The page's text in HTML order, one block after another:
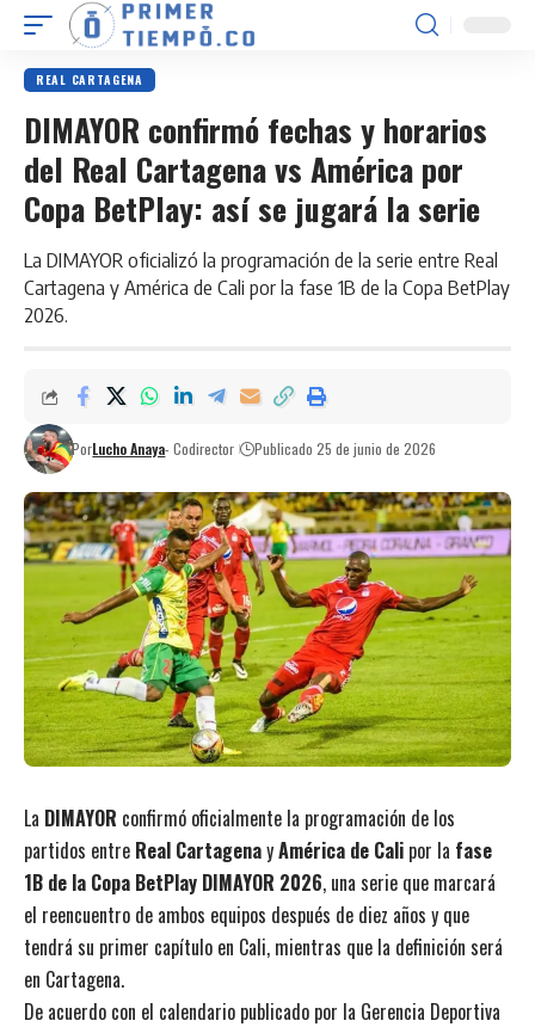
REAL CARTAGENA
DIMAYOR confirmó fechas y horarios
del Real Cartagena vs América por
Copa BetPlay: así se jugará la serie
La DIMAYOR oficializó la programación de la serie entre Real
Cartagena y América de Cali por la fase 1B de la Copa BetPlay
2026.
PorLucho Anaya- Codirector Publicado 25 de junio de 2026
La DIMAYOR confirmó oficialmente la programación de los
partidos entre Real CartagenayAmérica de Cali por la fase
1B de la Copa BetPlay DIMAYOR 2026, una serie que marcará
el reencuentro de ambos equipos después de diez años y que
tendrá su primer capítulo en Cali, mientras que la definición será
en Cartagena.
De acuerdo con el calendario publicado por la Gerencia Deportiva